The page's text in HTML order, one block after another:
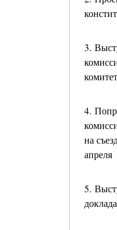
3.
4.
на
апреля
5.